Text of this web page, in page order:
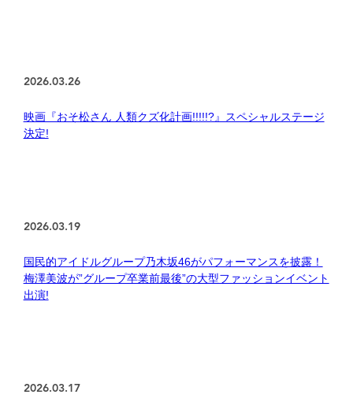
2026.03.26
映画『おそ松さん 人類クズ化計画!!!!!?』スペシャルステージ
決定!
2026.03.19
国民的アイドルグループ乃木坂46がパフォーマンスを披露！
梅澤美波が”グループ卒業前最後”の大型ファッションイベント
出演!
2026.03.17